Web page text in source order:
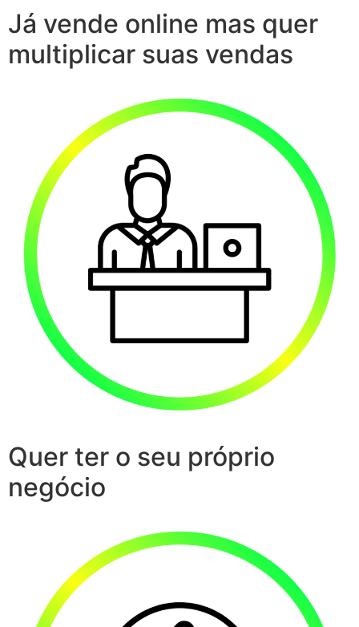
Já vende online mas quer
multiplicar suas vendas
Quer ter o seu próprio
negócio